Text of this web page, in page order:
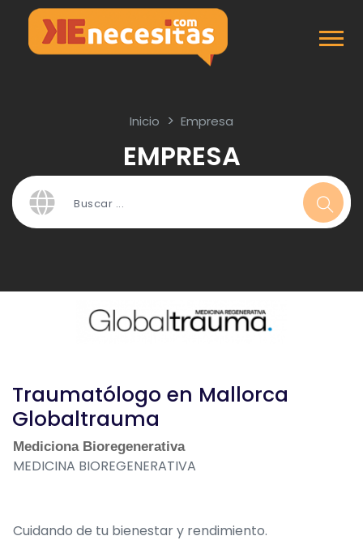
Inicio Empresa
EMPRESA
Traumatólogo en Mallorca
Globaltrauma
Mediciona Bioregenerativa
MEDICINA BIOREGENERATIVA
Cuidando de tu bienestar y rendimiento.